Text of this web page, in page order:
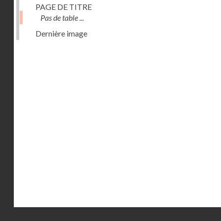
PAGE DE TITRE
Pas de table ...
Dernière image